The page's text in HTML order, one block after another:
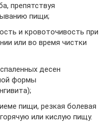
препятствуя
пищи;
и кровоточивость при
или во время чистки
десен
формы
пищи, резкая болевая
или кислую пищу.